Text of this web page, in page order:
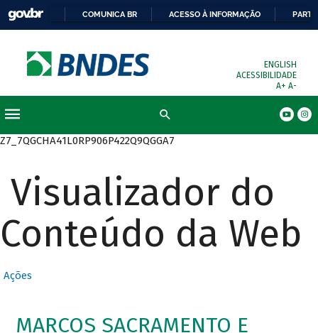
COMUNICA BR ACESSO À INFORMAÇÃO
ENGLISH
ACESSIBILIDADE
A+ A-
Z7_7QGCHA41L0RP906P422Q9QGGA7
Visualizador do
Conteúdo da Web
Ações
MARCOS SACRAMENTO E